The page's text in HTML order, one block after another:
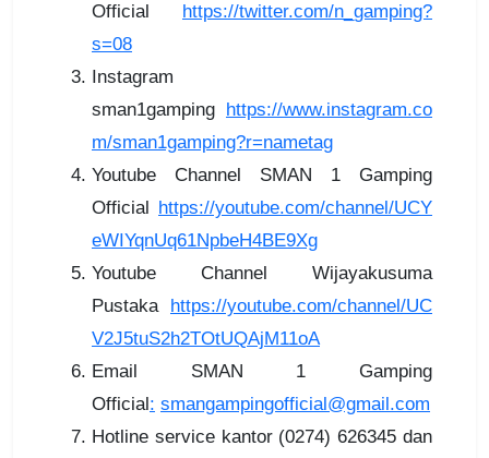
Official https://twitter.com/n_gamping?
s=08
Instagram
sman1gamping https://www.instagram.co
m/sman1gamping?r=nametag
Youtube Channel SMAN 1 Gamping
Official https://youtube.com/channel/UCY
eWIYqnUq61NpbeH4BE9Xg
Youtube Channel Wijayakusuma
Pustaka https://youtube.com/channel/UC
V2J5tuS2h2TOtUQAjM11oA
Email SMAN 1 Gamping
Official: smangampingofficial@gmail.com
Hotline service kantor (0274) 626345 dan